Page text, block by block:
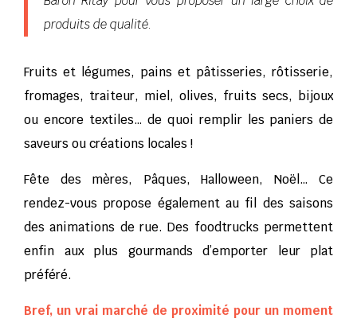
produits de qualité.
Fruits et légumes, pains et pâtisseries, rôtisserie,
fromages, traiteur, miel, olives, fruits secs, bijoux
ou encore textiles… de quoi remplir les paniers de
saveurs ou créations locales !
Fête des mères, Pâques, Halloween, Noël… Ce
rendez-vous propose également au fil des saisons
des animations de rue. Des foodtrucks permettent
enfin aux plus gourmands d’emporter leur plat
préféré.
Bref, un vrai marché de proximité pour un moment